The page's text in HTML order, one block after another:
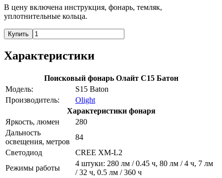
В цену включена инструкция, фонарь, темляк,
уплотнительные кольца.
Купить
Характеристики
Поисковый фонарь Олайт С15 Батон
Модель:
S15 Baton
Производитель:
Olight
Характеристики фонаря
Яркость, люмен
280
Дальность
освещения, метров
84
Светодиод
CREE XM-L2
Режимы работы
4 штуки: 280 лм / 0.45 ч, 80 лм / 4 ч, 7 лм
/ 32 ч, 0.5 лм / 360 ч